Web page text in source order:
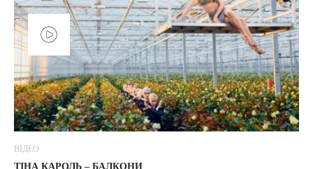
ВІДЕО
ТІНА КАРОЛЬ – БАЛКОНИ